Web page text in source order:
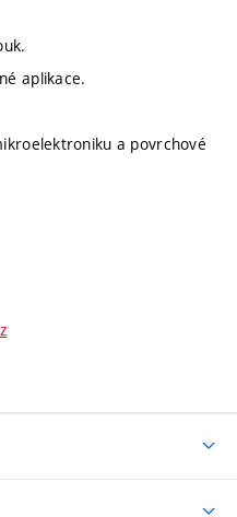
aplikace.
a povrchové